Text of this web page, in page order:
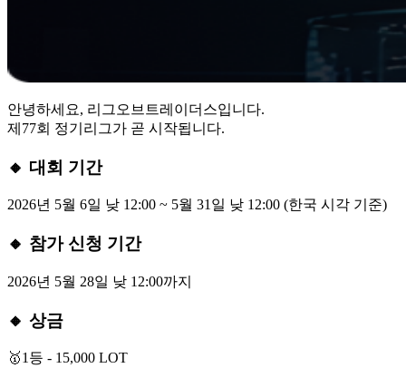
안녕하세요, 리그오브트레이더스입니다.
제77회 정기리그가 곧 시작됩니다.
🔸 대회 기간
2026년 5월 6일 낮 12:00 ~ 5월 31일 낮 12:00 (한국 시각 기준)
🔸 참가 신청 기간
2026년 5월 28일 낮 12:00까지
🔸 상금
🥇1등 - 15,000 LOT